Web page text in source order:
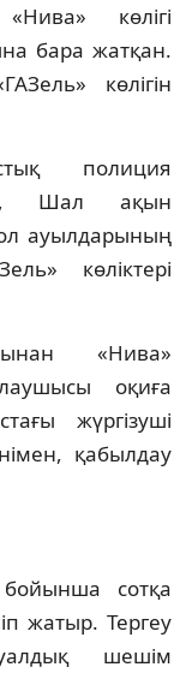
көлігі
бара жатқан.
көлігін
полиция
Шал ақын
ауылдарының
көліктері
«Нива»
оқиға
жүргізуші
қабылдау
бойынша сотқа
жатыр. Тергеу
шешім